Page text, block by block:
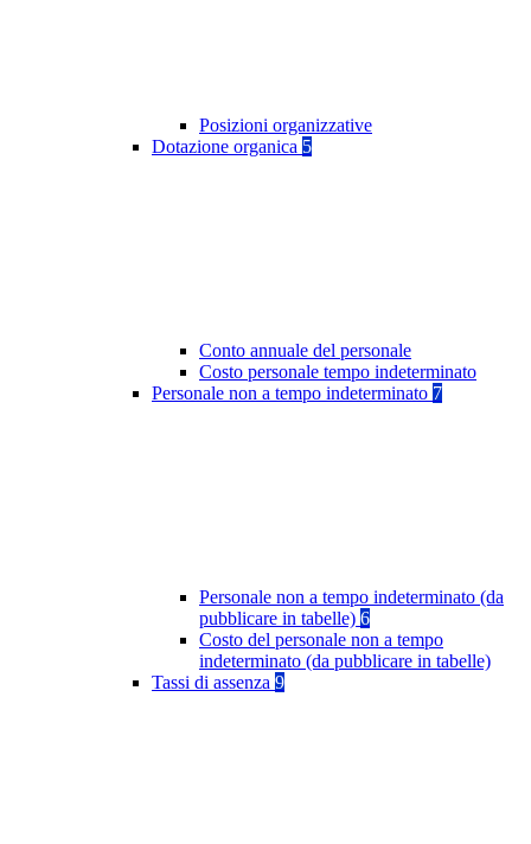
Posizioni organizzative
Dotazione organica 5
Conto annuale del personale
Costo personale tempo indeterminato
Personale non a tempo indeterminato 7
Personale non a tempo indeterminato (da
pubblicare in tabelle) 6
Costo del personale non a tempo
indeterminato (da pubblicare in tabelle)
Tassi di assenza 9